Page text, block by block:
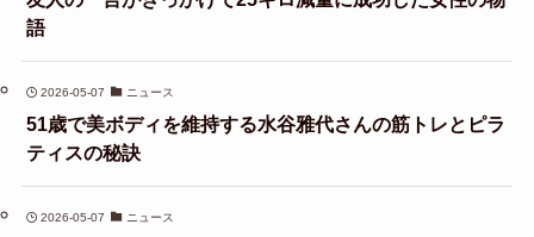
語
2026-05-07 ニュース
51歳で美ボディを維持する水谷雅代さんの筋トレとピラ
ティスの秘訣
2026-05-07 ニュース